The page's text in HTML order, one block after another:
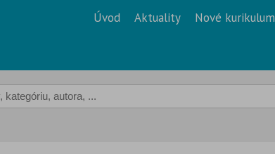
Úvod Aktuality Nové kurikulum